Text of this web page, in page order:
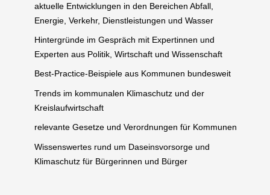
aktuelle Entwicklungen in den Bereichen Abfall,
Energie, Verkehr, Dienstleistungen und Wasser
Hintergründe im Gespräch mit Expertinnen und
Experten aus Politik, Wirtschaft und Wissenschaft
Best-Practice-Beispiele aus Kommunen bundesweit
Trends im kommunalen Klimaschutz und der
Kreislaufwirtschaft
relevante Gesetze und Verordnungen für Kommunen
Wissenswertes rund um Daseinsvorsorge und
Klimaschutz für Bürgerinnen und Bürger